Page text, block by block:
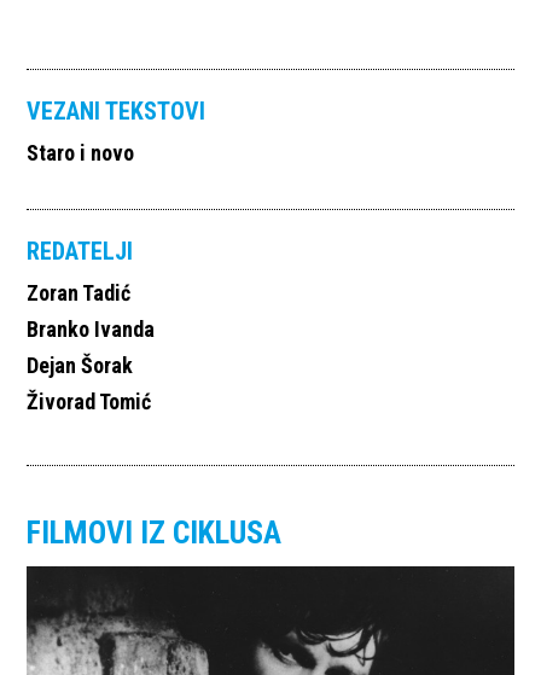
VEZANI TEKSTOVI
Staro i novo
REDATELJI
Zoran Tadić
Branko Ivanda
Dejan Šorak
Živorad Tomić
FILMOVI IZ CIKLUSA